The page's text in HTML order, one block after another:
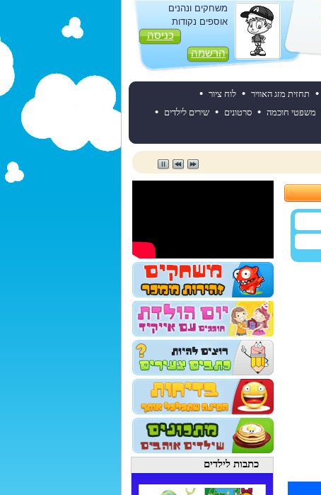
משחקים ונהנים
אוספים נקודות
כניסה
הרשמה
• תחזית מזג האוויר • לוח ציור •
משפטי חוכמה • סרטונים • שירים לילדים •
כתבות לילדים